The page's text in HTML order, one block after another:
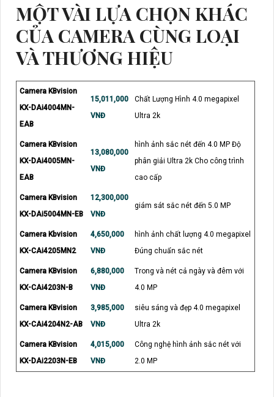
MỘT VÀI LỰA CHỌN KHÁC
CỦA CAMERA CÙNG LOẠI
VÀ THƯƠNG HIỆU
Camera KBvision
KX-DAi4004MN-
EAB
15,011,000
VNĐ
Chất Lượng Hình 4.0 megapixel
Ultra 2k
Camera KBvision
KX-DAi4005MN-
EAB
13,080,000
VNĐ
hình ảnh sắc nét đến 4.0 MP Độ
phân giải Ultra 2k Cho công trình
cao cấp
Camera KBvision
KX-DAi5004MN-EB
12,300,000
VNĐ
giám sát sắc nét đến 5.0 MP
Camera Kbvision
KX-CAi4205MN2
4,650,000
VNĐ
hình ảnh chất lượng 4.0 megapixel
Đúng chuẩn sắc nét
Camera KBvision
KX-CAi4203N-B
6,880,000
VNĐ
Trong và nét cả ngày và đêm với
4.0 MP
Camera KBvision
KX-CAi4204N2-AB
3,985,000
VNĐ
siêu sáng và đẹp 4.0 megapixel
Ultra 2k
Camera KBvision
KX-DAi2203N-EB
4,015,000
VNĐ
Công nghệ hình ảnh sắc nét với
2.0 MP